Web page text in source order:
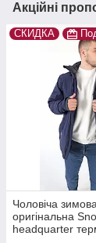
Акційні
СКИДКА
Чоловіча
оригінальна
headquarter